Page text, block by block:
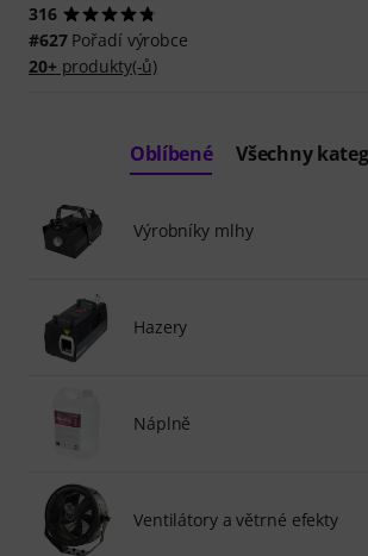
316
#627Pořadí výrobce
20+produkty(-ů)
Oblíbené Všechny
Výrobníky mlhy
Hazery
Náplně
Ventilátory a větrné efekty